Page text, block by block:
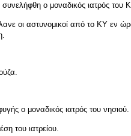
ο μοναδικός ιατρός του
οι αστυνομικοί από το ΚΥ εν
ο μοναδικός ιατρός του νησιού.
του ιατρείου.